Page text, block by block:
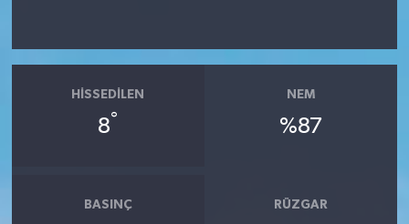
HISSEDILEN
8°
NEM
%87
BASINÇ RÜZGAR